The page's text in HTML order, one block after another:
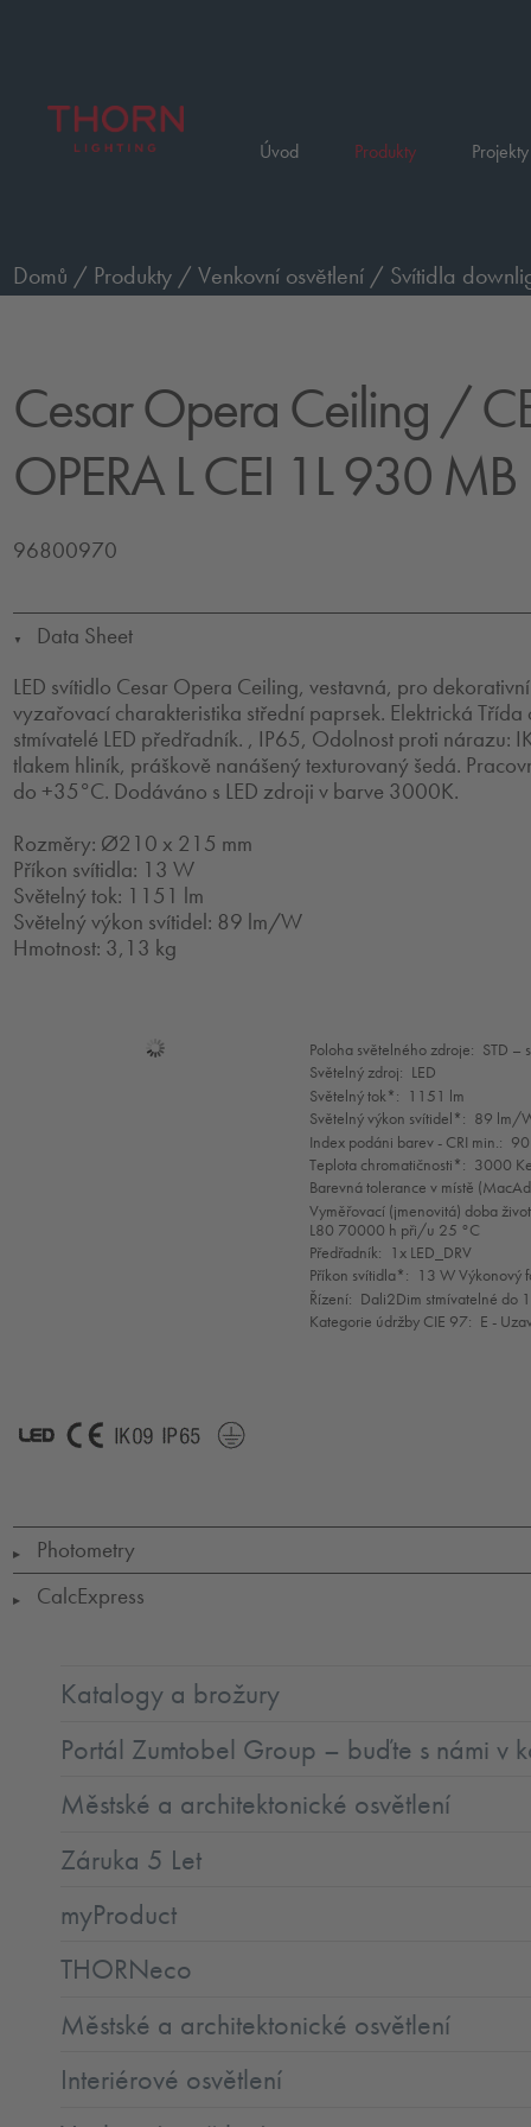
Úvod Produkty
Domů / Produkty /Venkovní osvětlení / Svítidla
Cesar Opera Ceiling /
OPERA L CEI 1L 930
96800970
▼
Data Sheet
LED svítidlo Cesar Opera Ceiling, vestavná, pro
vyzařovací charakteristika střední paprsek. Elektrická
stmívatelé LED předřadník. , IP65, Odolnost proti nárazu:
tlakem hliník, práškově nanášený texturovaný šedá.
do +35°C. Dodáváno s LED zdroji v barve 3000K.
Rozměry: Ø210 x 215 mm
Příkon svítidla: 13 W
Světelný tok: 1151 lm
Světelný výkon svítidel: 89 lm/W
Hmotnost: 3,13 kg
Mode
selection
Poloha světelného zdroje: STD –
Světelný zdroj: LED
Světelný tok*: 1151 lm
Světelný výkon svítidel*: 89 lm/
Index podáni barev - CRI min.: 90
Teplota chromatičnosti*: 3000
Barevná tolerance v místě
Vyměřovací (jmenovitá) doba
L80 70000 h při/u 25 °C
Předřadník: 1x LED_DRV
Příkon svítidla*: 13 W Výkonový
Řízení: Dali2Dim stmívatelné do
Kategorie údržby CIE 97: E -
▶ Photometry
▶ CalcExpress
Katalogy a brožury
Portál Zumtobel Group – buďte s námi v
Městské a architektonické osvětlení
Záruka 5 Let
myProduct
THORNeco
Městské a architektonické osvětlení
Interiérové osvětlení